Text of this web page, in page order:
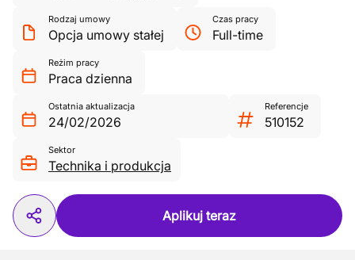
Rodzaj umowy
Opcja umowy stałej
Czas pracy
Full-time
Reżim pracy
Praca dzienna
Ostatnia aktualizacja
24/02/2026
Referencje
510152
Sektor
Technika i produkcja
Aplikuj teraz